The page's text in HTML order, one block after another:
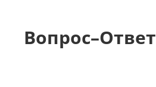
Вопрос–Ответ